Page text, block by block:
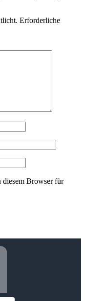
Erforderliche
diesem Browser für